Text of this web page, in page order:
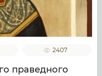
2407
праведного